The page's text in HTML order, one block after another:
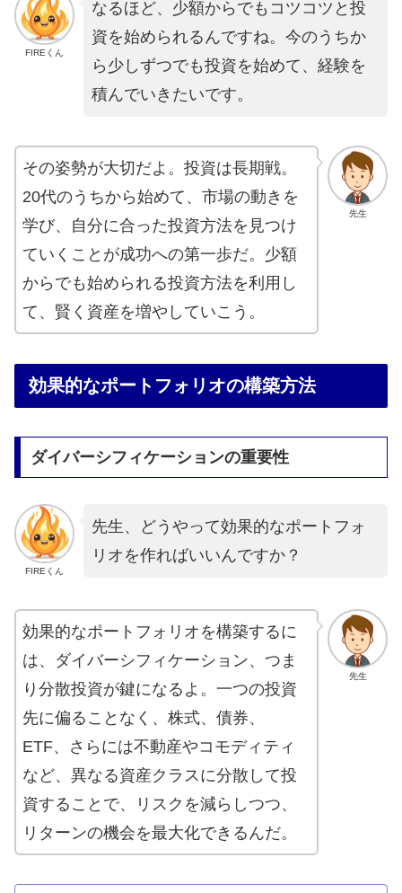
FIREくん
なるほど、少額からでもコツコツと投
資を始められるんですね。今のうちか
ら少しずつでも投資を始めて、経験を
積んでいきたいです。
先生
その姿勢が大切だよ。投資は長期戦。
20代のうちから始めて、市場の動きを
学び、自分に合った投資方法を見つけ
ていくことが成功への第一歩だ。少額
からでも始められる投資方法を利用し
て、賢く資産を増やしていこう。
効果的なポートフォリオの構築方法
ダイバーシフィケーションの重要性
FIREくん
先生、どうやって効果的なポートフォ
リオを作ればいいんですか？
先生
効果的なポートフォリオを構築するに
は、ダイバーシフィケーション、つま
り分散投資が鍵になるよ。一つの投資
先に偏ることなく、株式、債券、
ETF、さらには不動産やコモディティ
など、異なる資産クラスに分散して投
資することで、リスクを減らしつつ、
リターンの機会を最大化できるんだ。